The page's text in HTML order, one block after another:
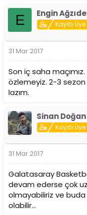
E Engin
Kayıtlı Üye
31 Mar 2017
Son iç saha
özlemeyiz. 2-3
lazım.
Sinan Doğan
Kayıtlı Üye
31 Mar 2017
Galatasaray
devam ederse çok
olmayabiliriz ve buda
olabilir...